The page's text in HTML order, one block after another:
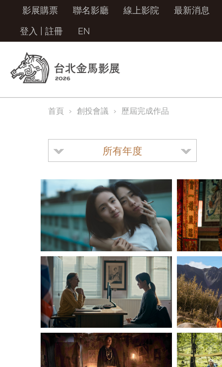
影展購票 聯名影廳 線上影院
最新消息
登入
註冊 EN
首頁 創投會議 歷屆完成作品
所有年度